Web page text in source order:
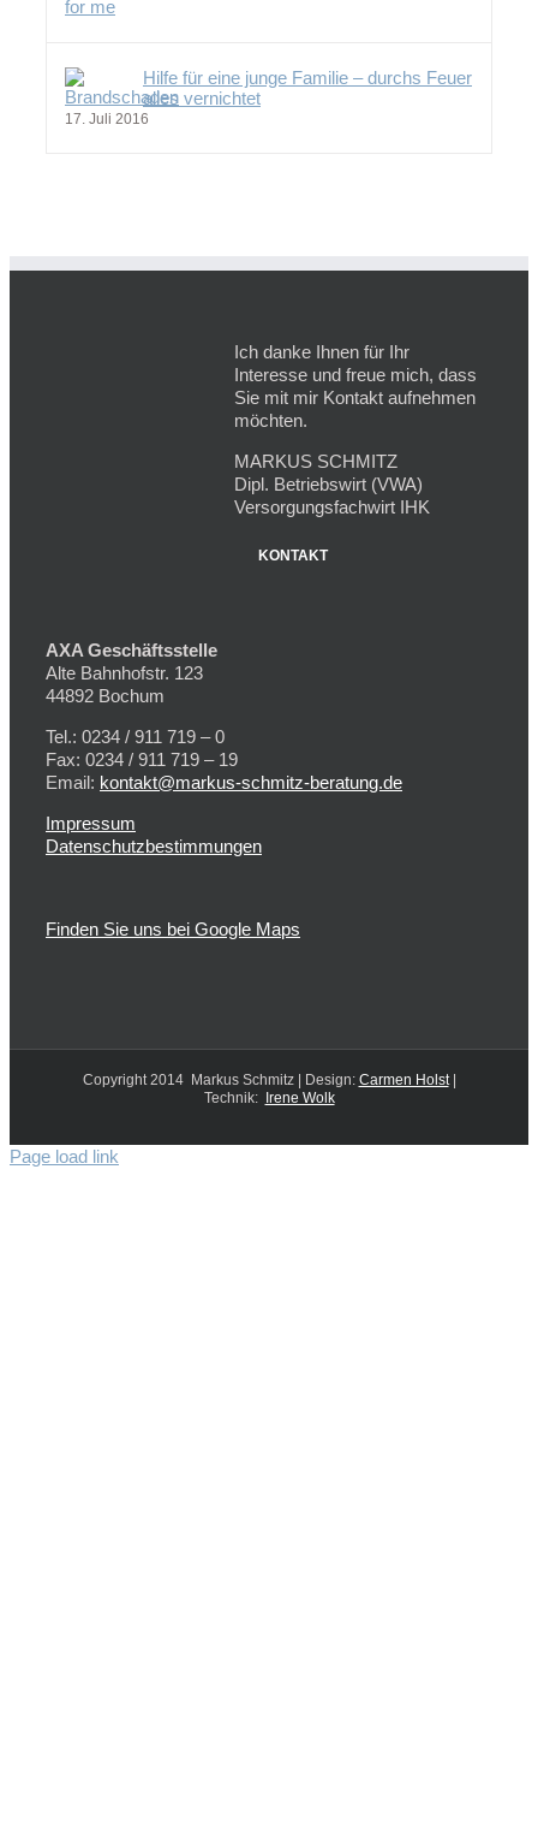
Hilfe für eine junge Familie – durchs Feuer
alles vernichtet
17. Juli 2016
Ich danke Ihnen für Ihr
Interesse und freue mich, dass
Sie mit mir Kontakt aufnehmen
möchten.
MARKUS SCHMITZ
Dipl. Betriebswirt (VWA)
Versorgungsfachwirt IHK
KONTAKT
AXA Geschäftsstelle
Alte Bahnhofstr. 123
44892 Bochum
Tel.: 0234 / 911 719 – 0
Fax: 0234 / 911 719 – 19
Email: kontakt@markus-schmitz-beratung.de
Impressum
Datenschutzbestimmungen
Finden Sie uns bei Google Maps
Copyright 2014 Markus Schmitz | Design: Carmen Holst|
Technik:
Irene Wolk
Page load link